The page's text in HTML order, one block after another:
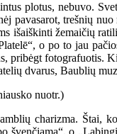
plotus, nebuvo.
pavasarot, trešnių
išaiškinti žemaičių
o po to jau
pribėgt
dvarus, Baublių
charizma. Štai,